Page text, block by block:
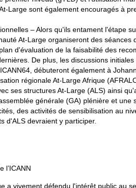
Large sont également encouragés à
– Alors qu'ils entament l'étape
At-Large organiseront des séances
d'évaluation de la faisabilité des
De plus, les discussions
débuteront également à
régionale At-Large Afrique
ses structures At-Large (ALS) ainsi
générale (GA) plénière et
des activités de sensibilisation au
d'ALS devraient y participer.
l’ICANN
a vivement défendu l'intérêt public au